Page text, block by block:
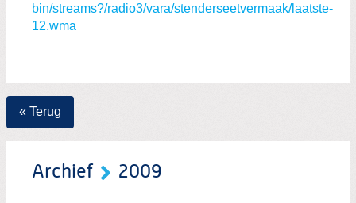
bin/streams?/radio3/vara/stenderseetvermaak/laatste-
12.wma
« Terug
Archief 2009